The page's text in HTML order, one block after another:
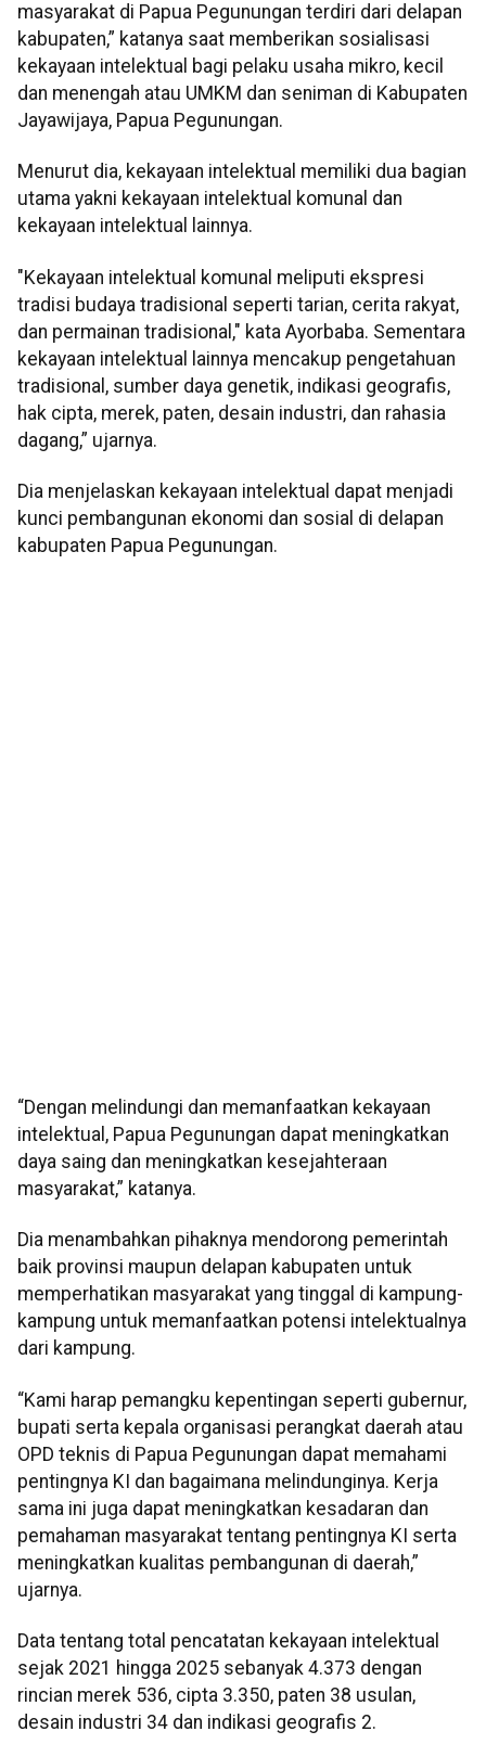
masyarakat di Papua Pegunungan terdiri dari delapan
kabupaten,” katanya saat memberikan sosialisasi
kekayaan intelektual bagi pelaku usaha mikro, kecil
dan menengah atau UMKM dan seniman di Kabupaten
Jayawijaya, Papua Pegunungan.
Menurut dia, kekayaan intelektual memiliki dua bagian
utama yakni kekayaan intelektual komunal dan
kekayaan intelektual lainnya.
"Kekayaan intelektual komunal meliputi ekspresi
tradisi budaya tradisional seperti tarian, cerita rakyat,
dan permainan tradisional," kata Ayorbaba. Sementara
kekayaan intelektual lainnya mencakup pengetahuan
tradisional, sumber daya genetik, indikasi geografis,
hak cipta, merek, paten, desain industri, dan rahasia
dagang,” ujarnya.
Dia menjelaskan kekayaan intelektual dapat menjadi
kunci pembangunan ekonomi dan sosial di delapan
kabupaten Papua Pegunungan.
“Dengan melindungi dan memanfaatkan kekayaan
intelektual, Papua Pegunungan dapat meningkatkan
daya saing dan meningkatkan kesejahteraan
masyarakat,” katanya.
Dia menambahkan pihaknya mendorong pemerintah
baik provinsi maupun delapan kabupaten untuk
memperhatikan masyarakat yang tinggal di kampung-
kampung untuk memanfaatkan potensi intelektualnya
dari kampung.
“Kami harap pemangku kepentingan seperti gubernur,
bupati serta kepala organisasi perangkat daerah atau
OPD teknis di Papua Pegunungan dapat memahami
pentingnya KI dan bagaimana melindunginya. Kerja
sama ini juga dapat meningkatkan kesadaran dan
pemahaman masyarakat tentang pentingnya KI serta
meningkatkan kualitas pembangunan di daerah,”
ujarnya.
Data tentang total pencatatan kekayaan intelektual
sejak 2021 hingga 2025 sebanyak 4.373 dengan
rincian merek 536, cipta 3.350, paten 38 usulan,
desain industri 34 dan indikasi geografis 2.